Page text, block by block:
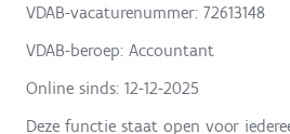
VDAB-vacaturenummer: 72613148
VDAB-beroep: Accountant
Online sinds: 12-12-2025
Deze functie staat open voor